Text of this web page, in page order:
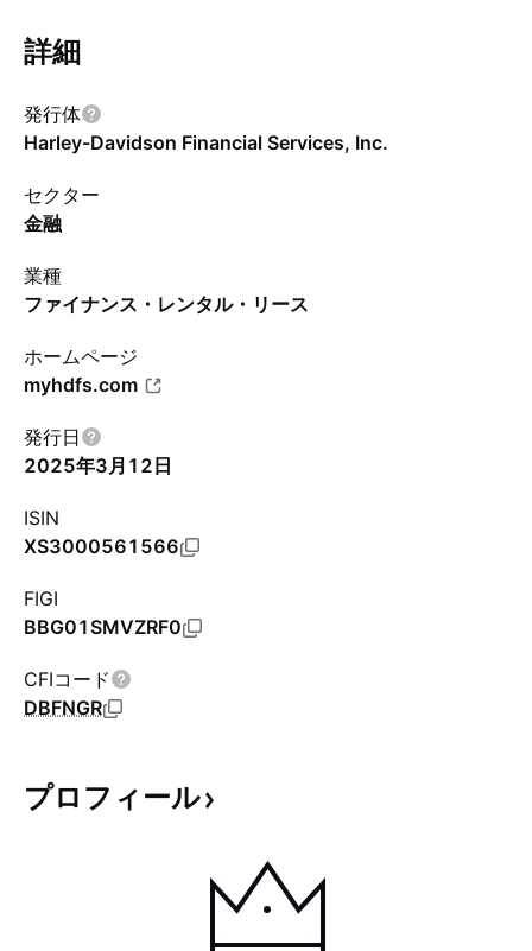
詳細
発行体
Harley-Davidson Financial Services, Inc.
セクター
金融
業種
ファイナンス・レンタル・リース
ホームページ
myhdfs.com
発行日
2025年3月12日
ISIN
XS3000561566
FIGI
BBG01SMVZRF0
CFIコード
DBFNGR
プロフィール